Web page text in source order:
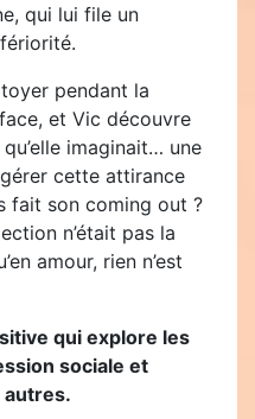
qui lui file un
pendant la
et Vic découvre
imaginait… une
cette attirance
fait son coming out ?
n’était pas la
amour, rien n’est
qui explore les
sociale et
autres.